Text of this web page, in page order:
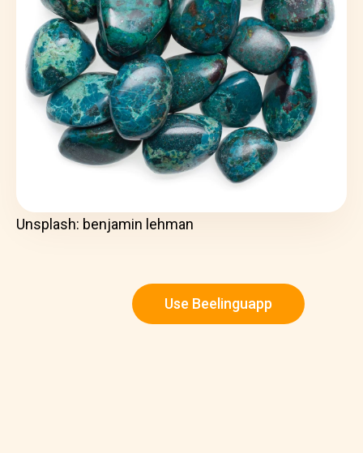
Unsplash: benjamin lehman
Use Beelinguapp